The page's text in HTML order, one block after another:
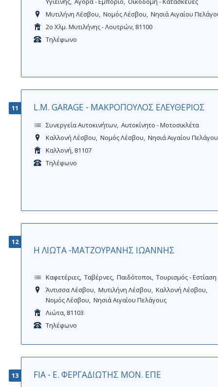
Μυτιλήνη Λέσβου Νομός Λέσβου Νησιά Αιγαίου
2ο Xλμ. Μυτιλήνης - Λουτρών, 81100
Τηλέφωνο
11 L.M. GARAGE - ΜΑΚΡΟΠΟΥΛΟΣ ΕΛΕΥΘΕΡΙΟΣ
Συνεργεία Αυτοκινήτων Αυτοκίνητο - Μοτοσικλέτα
Καλλονή Λέσβου Νομός Λέσβου Νησιά Αιγαίου
Καλλονή, 81107
Τηλέφωνο
12
Η ΛΙΩΤΑ -ΜΑΤΖΟΥΡΑΝΗΣ ΙΩΑΝΝΗΣ
Καφετέριες Ταβέρνες Παιδότοποι
Τουρισμός - Εστίαση
Άντισσα Λέσβου Μυτιλήνη Λέσβου Καλλονή Λέσβου
Νομός Λέσβου Νησιά Αιγαίου Πελάγους
Λιώτα, 81103
Τηλέφωνο
13 FIA - Ε. ΦΕΡΓΑΔΙΩΤΗΣ ΜΟΝ. ΕΠΕ